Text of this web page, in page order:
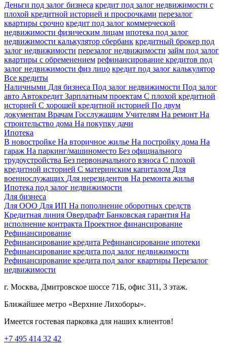
Деньги под залог бизнеса кредит под залог недвижимости с
плохой кредитной историей и просрочками перезалог
квартиры срочно кредит под залог коммерческой
недвижимости физическим лицам ипотека под залог
недвижимости калькулятор сбербанк кредитный брокер под
залог недвижимости перезалог недвижимости займ под залог
квартиры с обременением рефинансирование кредитов под
залог недвижимости физ лицо кредит под залог калькулятор
Все кредиты
Наличными Для бизнеса Под залог недвижимости Под залог
авто Автокредит Зарплатным проектам С плохой кредитной
историей С хорошей кредитной историей По двум
документам Врачам Госслужащим Учителям На ремонт На
строительство дома На покупку дачи
Ипотека
В новостройке На вторичное жилье На постройку дома На
гараж На паркинг/машиноместо Без официального
трудоустройства Без первоначального взноса С плохой
кредитной историей С материнским капиталом Для
военнослужащих Для нерезидентов На ремонта жилья
Ипотека под залог недвижимости
Для бизнеса
Для ООО Для ИП На пополнение оборотных средств
Кредитная линия Овердрафт Банковская гарантия На
исполнение контракта Проектное финансирование
Рефинансирование
Рефинансирование кредита Рефинансирование ипотеки
Рефинансирование кредита под залог недвижимости
Рефинансирование кредита под залог квартиры Перезалог
недвижимости
г. Москва, Дмитровское шоссе 71Б, офис 311, 3 этаж.
Ближайшее метро «Верхние Лихоборы».
Имеется гостевая парковка для наших клиентов!
+7 495 414 32 42